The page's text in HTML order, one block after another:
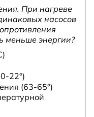
При нагреве
насосов
меньше энергии?
22°)
(63-65°)